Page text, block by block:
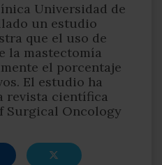
Universidad de
un estudio
que el uso de
la mastectomía
el porcentaje
El estudio ha
revista científica
Surgical Oncology